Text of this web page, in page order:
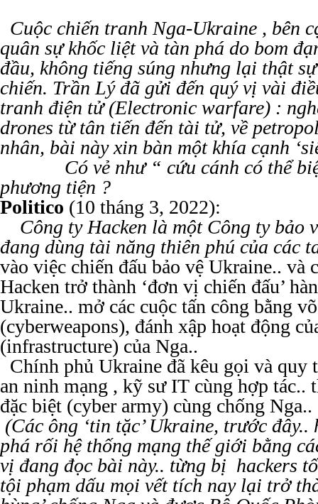
Cuộc chiến tranh Nga-Ukraine , bên
quân sự khốc liệt và tàn phá do bom
đầu, không tiếng súng nhưng lại thật
chiến. Trần Lý đã gửi đến quý vị vài
tranh điện tử (Electronic warfare) :
drones từ tân tiến đến tài tử, về
nhân, bài này xin bàn một khía cạnh
Có vẻ như “ cứu cánh có thể
phương tiện ?
Politico (10 tháng 3, 2022):
Công ty Hacken là một Công ty bảo
đang dùng tài năng thiên phú của các
vào việc chiến đấu bảo vệ Ukraine.. và
Hacken trở thành ‘đơn vị chiến đấu’
Ukraine.. mở các cuộc tấn công bằng
(cyberweapons), đánh xập hoạt động
(infrastructure) của Nga..
Chính phủ Ukraine đã kêu gọi và quy
an ninh mạng , kỹ sư IT cùng hợp tác..
đặc biệt (cyber army) cùng chống Nga..
(Các ông ‘tin tặc’ Ukraine, trước
phá rối hệ thống mạng thế giới bằng
vị đang đọc bài này.. từng bị hackers
tội phạm dấu mọi vết tích nay lại trở